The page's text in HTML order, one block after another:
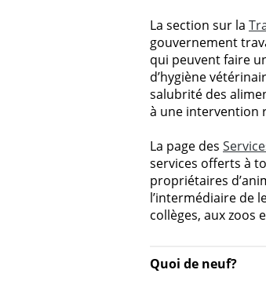
La section sur la
gouvernement
qui peuvent faire
d’hygiène
salubrité des
à une intervention
La page des
services offerts à
propriétaires
l’intermédiaire de
collèges, aux zoos
Quoi de neuf?